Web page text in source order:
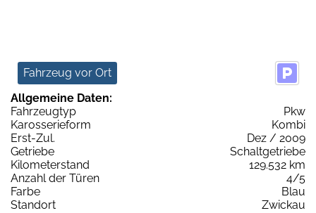
Fahrzeug vor Ort
Allgemeine Daten:
Fahrzeugtyp
Pkw
Karosserieform
Kombi
Erst-Zul.
Dez / 2009
Getriebe
Schaltgetriebe
Kilometerstand
129.532 km
Anzahl der Türen
4/5
Farbe
Blau
Standort
Zwickau